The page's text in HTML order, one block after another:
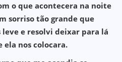
o que acontecera na noite
sorriso tão grande que
leve e resolvi deixar para lá
ela nos colocara.